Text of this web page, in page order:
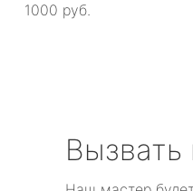
1000 руб.
Вызвать